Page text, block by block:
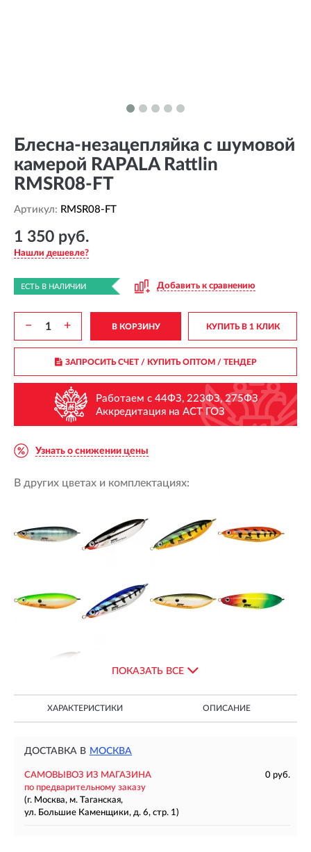
Блесна-незацепляйка с шумовой
камерой RAPALA Rattlin
RMSR08-FT
Артикул: RMSR08-FT
1 350 руб.
Нашли дешевле?
ЕСТЬ В НАЛИЧИИ Добавить к сравнению
− + В КОРЗИНУ КУПИТЬ В 1 КЛИК
ЗАПРОСИТЬ СЧЕТ / КУПИТЬ ОПТОМ/ ТЕНДЕР
Работаем с 44ФЗ, 223ФЗ, 275ФЗ
Аккредитация на АСТ ГОЗ
Узнать о снижении цены
В других цветах и комплектациях:
ПОКАЗАТЬ ВСЕ
ХАРАКТЕРИСТИКИ ОПИСАНИЕ
ДОСТАВКА В МОСКВА
САМОВЫВОЗ ИЗ МАГАЗИНА
0 руб.
по предварительному заказу
(г. Москва, м. Таганская,
ул. Большие Каменщики, д. 6, стр. 1)